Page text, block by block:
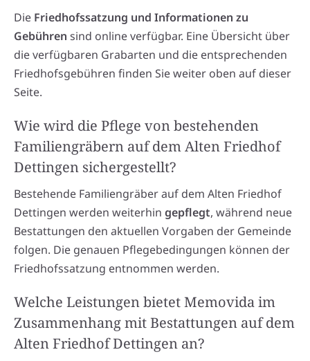
Die Friedhofssatzung und Informationen zu
Gebühren sind online verfügbar. Eine Übersicht über
die verfügbaren Grabarten und die entsprechenden
Friedhofsgebühren finden Sie weiter oben auf dieser
Seite.
Wie wird die Pflege von bestehenden
Familiengräbern auf dem Alten Friedhof
Dettingen sichergestellt?
Bestehende Familiengräber auf dem Alten Friedhof
Dettingen werden weiterhin gepflegt, während neue
Bestattungen den aktuellen Vorgaben der Gemeinde
folgen. Die genauen Pflegebedingungen können der
Friedhofssatzung entnommen werden.
Welche Leistungen bietet Memovida im
Zusammenhang mit Bestattungen auf dem
Alten Friedhof Dettingen an?